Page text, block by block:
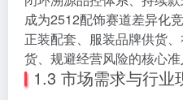
成为2512配饰赛道差异化
正装配套、服装品牌供货
货、规避经营风险的核心准
1.3 市场需求与行业